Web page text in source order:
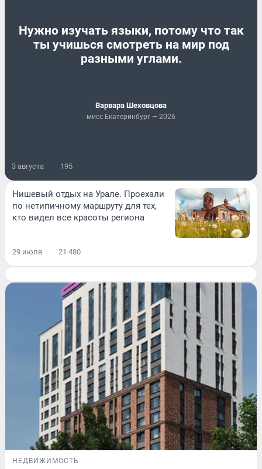
Нужно изучать языки, потому что так
ты учишься смотреть на мир под
разными углами.
Варвара Шеховцова
мисс Екатеринбург — 2026
3 августа 195
Нишевый отдых на Урале. Проехали
по нетипичному маршруту для тех,
кто видел все красоты региона
29 июля 21 480
НЕДВИЖИМОСТЬ